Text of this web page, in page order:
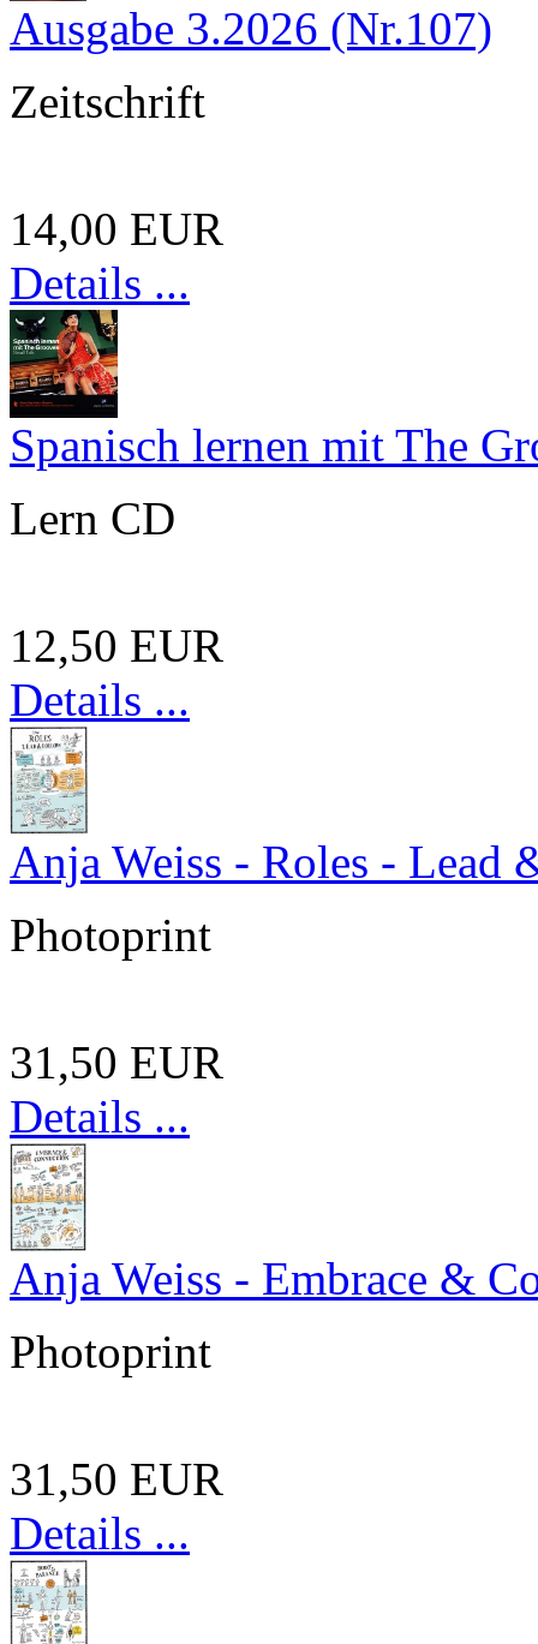
Ausgabe 3.2026 (Nr.107)
Zeitschrift
14,00 EUR
Details ...
Spanisch lernen mit The
Lern CD
12,50 EUR
Details ...
Anja Weiss - Roles - Lead
Photoprint
31,50 EUR
Details ...
Anja Weiss - Embrace &
Photoprint
31,50 EUR
Details ...